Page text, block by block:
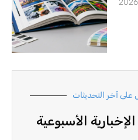
آخر التحديثات
الأسبوعية